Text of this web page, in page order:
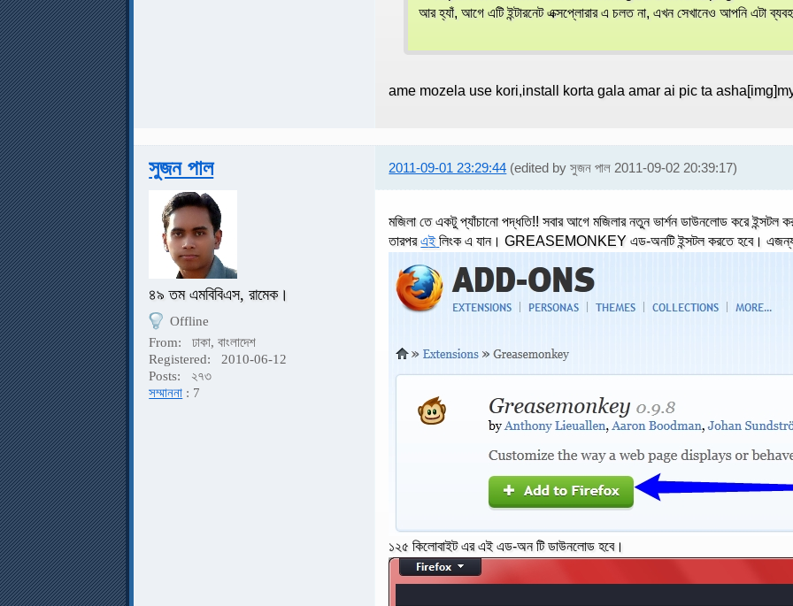
আর হ্যাঁ, আগে এটি ইন্টারনেট এক্সপ্লোরার এ চলত না, এখন সেখানেও আপনি এটা
ame mozela use kori,install korta gala amar ai pic ta
সুজন পাল 2011-09-01 23:29:44 (edited by সুজন পাল 2011-09-02 20:39:17)
৪৯ তম এমবিবিএস, রামেক।
Offline
From:
ঢাকা, বাংলাদেশ
Registered:
2010-06-12
Posts:
২৭৩
সম্মাননা : 7
মজিলা তে একটু প্যাঁচানো পদ্ধতি!! সবার আগে মজিলার নতুন ভার্শন ডাউনলোড করে ইন্সটল
তারপরএইলিংক এ যান। GREASEMONKEY এড-অনটি ইন্সটল করতে হবে।
১২৫ কিলোবাইট এর এই এড-অন টি ডাউনলোড হবে।